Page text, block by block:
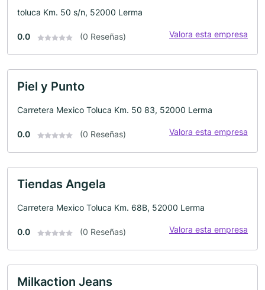
toluca Km. 50 s/n, 52000 Lerma
0.0 (0 Reseñas) Valora esta empresa
Piel y Punto
Carretera Mexico Toluca Km. 50 83, 52000 Lerma
0.0 (0 Reseñas) Valora esta empresa
Tiendas Angela
Carretera Mexico Toluca Km. 68B, 52000 Lerma
0.0 (0 Reseñas) Valora esta empresa
Milkaction Jeans